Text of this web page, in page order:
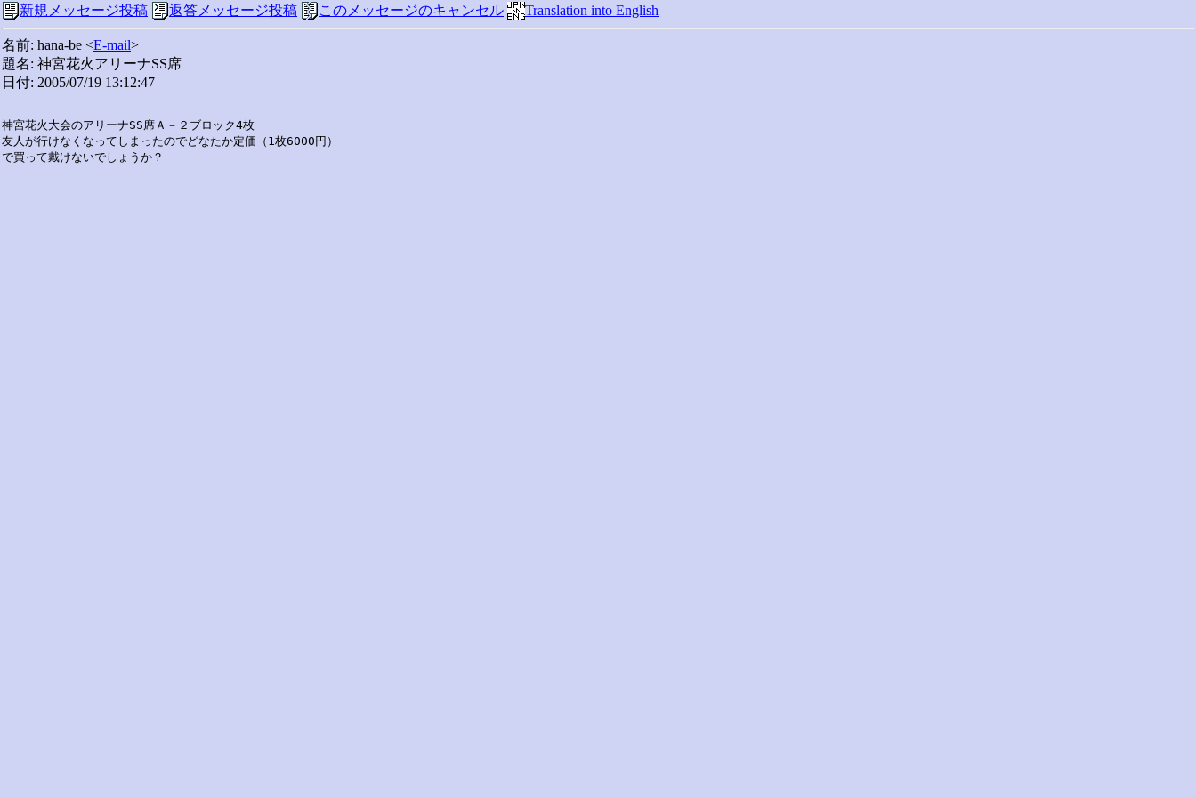
新規メッセージ投稿 返答メッセージ投稿 このメッセージのキャンセル Translation into English
名前: hana-be <E-mail>
題名: 神宮花火アリーナSS席
日付: 2005/07/19 13:12:47
神宮花火大会のアリーナSS席Ａ－２ブロック4枚
友人が行けなくなってしまったのでどなたか定価（1枚6000円）